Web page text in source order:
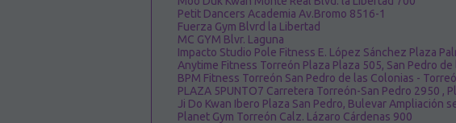
Petit Dancers Academia Av.Bromo 8516-1
Fuerza Gym Blvrd la Libertad
MC GYM Blvr. Laguna
Impacto Studio Pole Fitness E. López Sánchez Plaza
Anytime Fitness Torreón Plaza Plaza 505, San Pedro
BPM Fitness Torreón San Pedro de las Colonias -
PLAZA 5PUNTO7 Carretera Torreón-San Pedro 2950 ,
Ji Do Kwan Ibero Plaza San Pedro, Bulevar Ampliación
Planet Gym Torreón Calz. Lázaro Cárdenas 900